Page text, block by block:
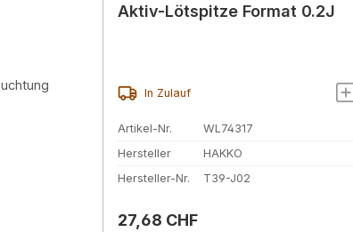
Aktiv-Lötspitze Format 0.2J
In Zulauf
Artikel-Nr.
WL74317
Hersteller
HAKKO
Hersteller-Nr.
T39-J02
Regulärer Preis:
27,68 CHF